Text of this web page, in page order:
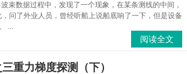
束数据过程中，发现了一个现象，在某条测线的中间，
问了外业人员，曾经听船上说船底响了一下，但是设备
...
阅读全文
重力梯度探测（下）